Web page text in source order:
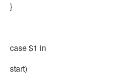
}
case $1 in
start)